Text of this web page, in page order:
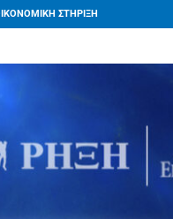
ΣΤΗΡΙΞΗ